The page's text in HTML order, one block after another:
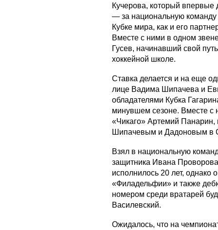
Кучерова, который
— за национальную команду
Кубке мира, как и его
Вместе с ними в одном
Гусев, начинавший свой
хоккейной школе.
Ставка делается и на еще
лице Вадима Шипачева и
обладателями Кубка
минувшем сезоне. Вместе с
«Чикаго» Артемий
Шипачевым и Дадоновым в
Взял в национальную
защитника Ивана
исполнилось 20 лет,
«Филадельфии» и также
номером среди вратарей
Василевский.
Ожидалось, что на